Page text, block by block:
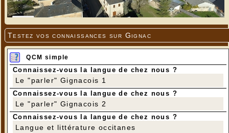
Testez vos connaissances sur Gignac
QCM simple
Connaissez-vous la langue de chez nous ?
Le "parler" Gignacois 1
Connaissez-vous la langue de chez nous ?
Le "parler" Gignacois 2
Connaissez-vous la langue de chez nous ?
Langue et littérature occitanes